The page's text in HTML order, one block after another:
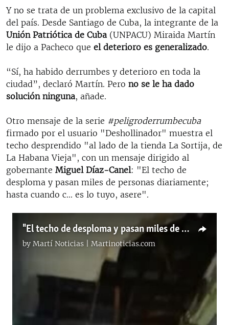
Y no se trata de un problema exclusivo de la capital
del país. Desde Santiago de Cuba, la integrante de la
Unión Patriótica de Cuba (UNPACU) Miraida Martín
le dijo a Pacheco que el deterioro es generalizado.
“Sí, ha habido derrumbes y deterioro en toda la
ciudad”, declaró Martín. Pero no se le ha dado
solución ninguna, añade.
Otro mensaje de la serie #peligroderrumbecuba
firmado por el usuario "Deshollinador" muestra el
techo desprendido "al lado de la tienda La Sortija, de
La Habana Vieja", con un mensaje dirigido al
gobernante Miguel Díaz-Canel: "El techo de
desploma y pasan miles de personas diariamente;
hasta cuando c... es lo tuyo, asere".
"El techo de desploma y pasan miles de personas diariamente"
by Martí Noticias | Martinoticias.com